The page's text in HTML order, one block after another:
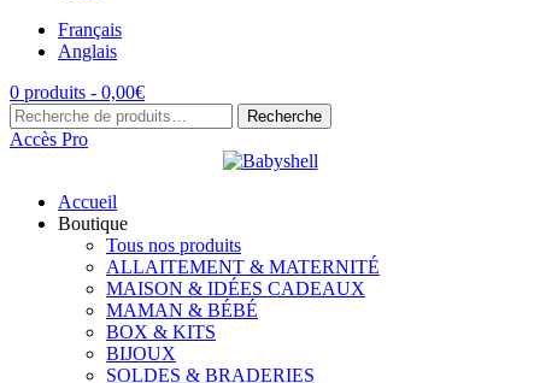
Français
Anglais
0 produits - 0,00€
Recherche
pour :
Recherche
Accès Pro
Accueil
Boutique
Tous nos produits
ALLAITEMENT & MATERNITÉ
MAISON & IDÉES CADEAUX
MAMAN & BÉBÉ
BOX & KITS
BIJOUX
SOLDES & BRADERIES